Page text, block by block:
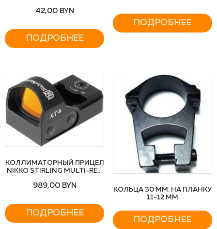
42,00 BYN
ПОДРОБНЕЕ
ПОДРОБНЕЕ
КОЛЛИМАТОРНЫЙ ПРИЦЕЛ
NIKKO STIRLING MULTI-RED
989,00 BYN
ПОДРОБНЕЕ
КОЛЬЦА 30 ММ. НА ПЛАНКУ
11-12 ММ
ПОДРОБНЕЕ